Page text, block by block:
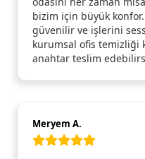
bizim için büyük konfor.
güvenilir ve işlerini
kurumsal ofis temizliği
anahtar teslim
Meryem A.